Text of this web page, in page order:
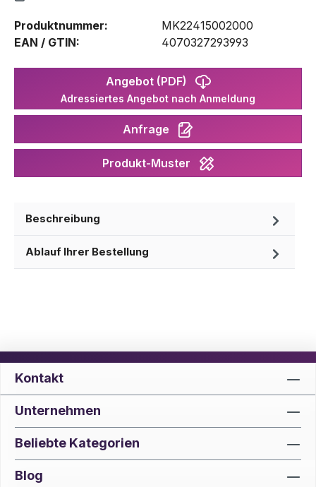
Produktnummer:
MK22415002000
EAN / GTIN:
4070327293993
Angebot (PDF)
Adressiertes Angebot nach Anmeldung
Anfrage
Produkt-Muster
Beschreibung
Ablauf Ihrer Bestellung
Kontakt
Unternehmen
Beliebte Kategorien
Blog